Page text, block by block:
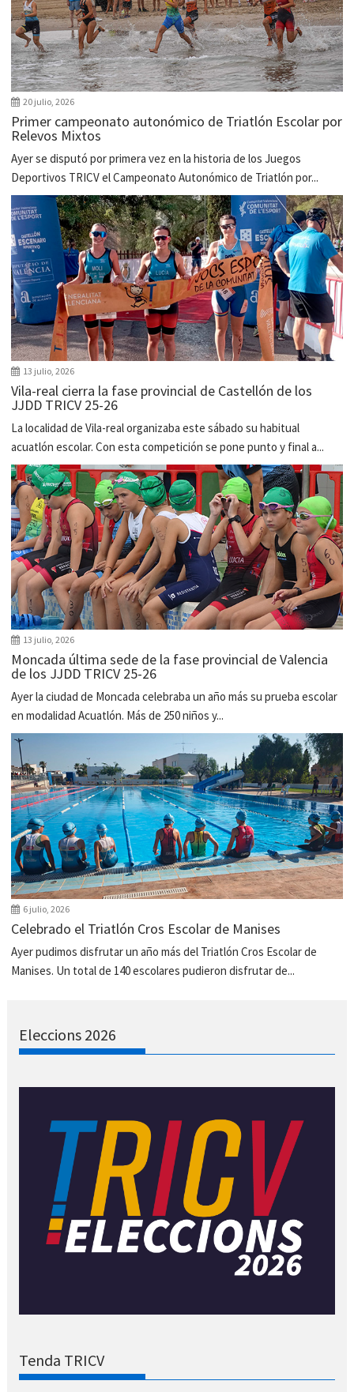
20 julio, 2026
Primer campeonato autonómico de Triatlón Escolar por
Relevos Mixtos
Ayer se disputó por primera vez en la historia de los Juegos
Deportivos TRICV el Campeonato Autonómico de Triatlón por...
13 julio, 2026
Vila-real cierra la fase provincial de Castellón de los
JJDD TRICV 25-26
La localidad de Vila-real organizaba este sábado su habitual
acuatlón escolar. Con esta competición se pone punto y final a...
13 julio, 2026
Moncada última sede de la fase provincial de Valencia
de los JJDD TRICV 25-26
Ayer la ciudad de Moncada celebraba un año más su prueba escolar
en modalidad Acuatlón. Más de 250 niños y...
6 julio, 2026
Celebrado el Triatlón Cros Escolar de Manises
Ayer pudimos disfrutar un año más del Triatlón Cros Escolar de
Manises. Un total de 140 escolares pudieron disfrutar de...
Eleccions 2026
Tenda TRICV